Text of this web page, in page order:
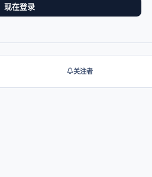
现在登录
关注者